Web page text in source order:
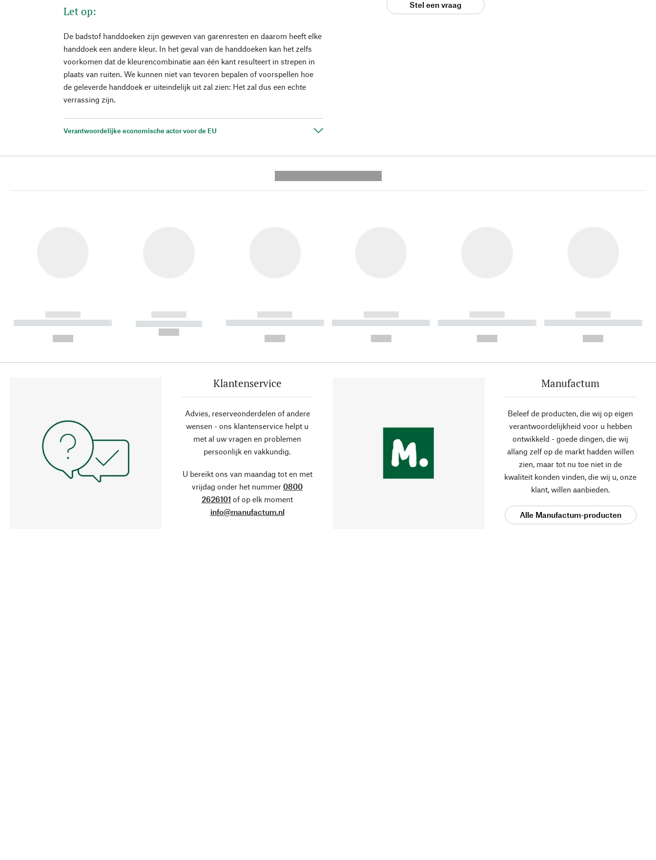
Let op:
De badstof handdoeken zijn geweven van garenresten en daarom heeft elke
handdoek een andere kleur. In het geval van de handdoeken kan het zelfs
voorkomen dat de kleurencombinatie aan één kant resulteert in strepen in
plaats van ruiten. We kunnen niet van tevoren bepalen of voorspellen hoe
de geleverde handdoek er uiteindelijk uit zal zien: Het zal dus een echte
verrassing zijn.
Verantwoordelijke economische actor voor de EU
Stel een vraag
------------
----------- ----------- ----------
------------
----------- -----------
------------
----------- ----------- ----------
------------
----------- ----------- ----------
------------
----------- ----------- ----------
------------
----------- ----------- ----------
Klantenservice
Advies, reserveonderdelen of andere
wensen - ons klantenservice helpt u
met al uw vragen en problemen
persoonlijk en vakkundig.
U bereikt ons van maandag tot en met
vrijdag onder het nummer 0800
2626101 of op elk moment
info@manufactum.nl
Manufactum
Beleef de producten, die wij op eigen
verantwoordelijkheid voor u hebben
ontwikkeld - goede dingen, die wij
allang zelf op de markt hadden willen
zien, maar tot nu toe niet in de
kwaliteit konden vinden, die wij u, onze
klant, willen aanbieden.
Alle Manufactum-producten